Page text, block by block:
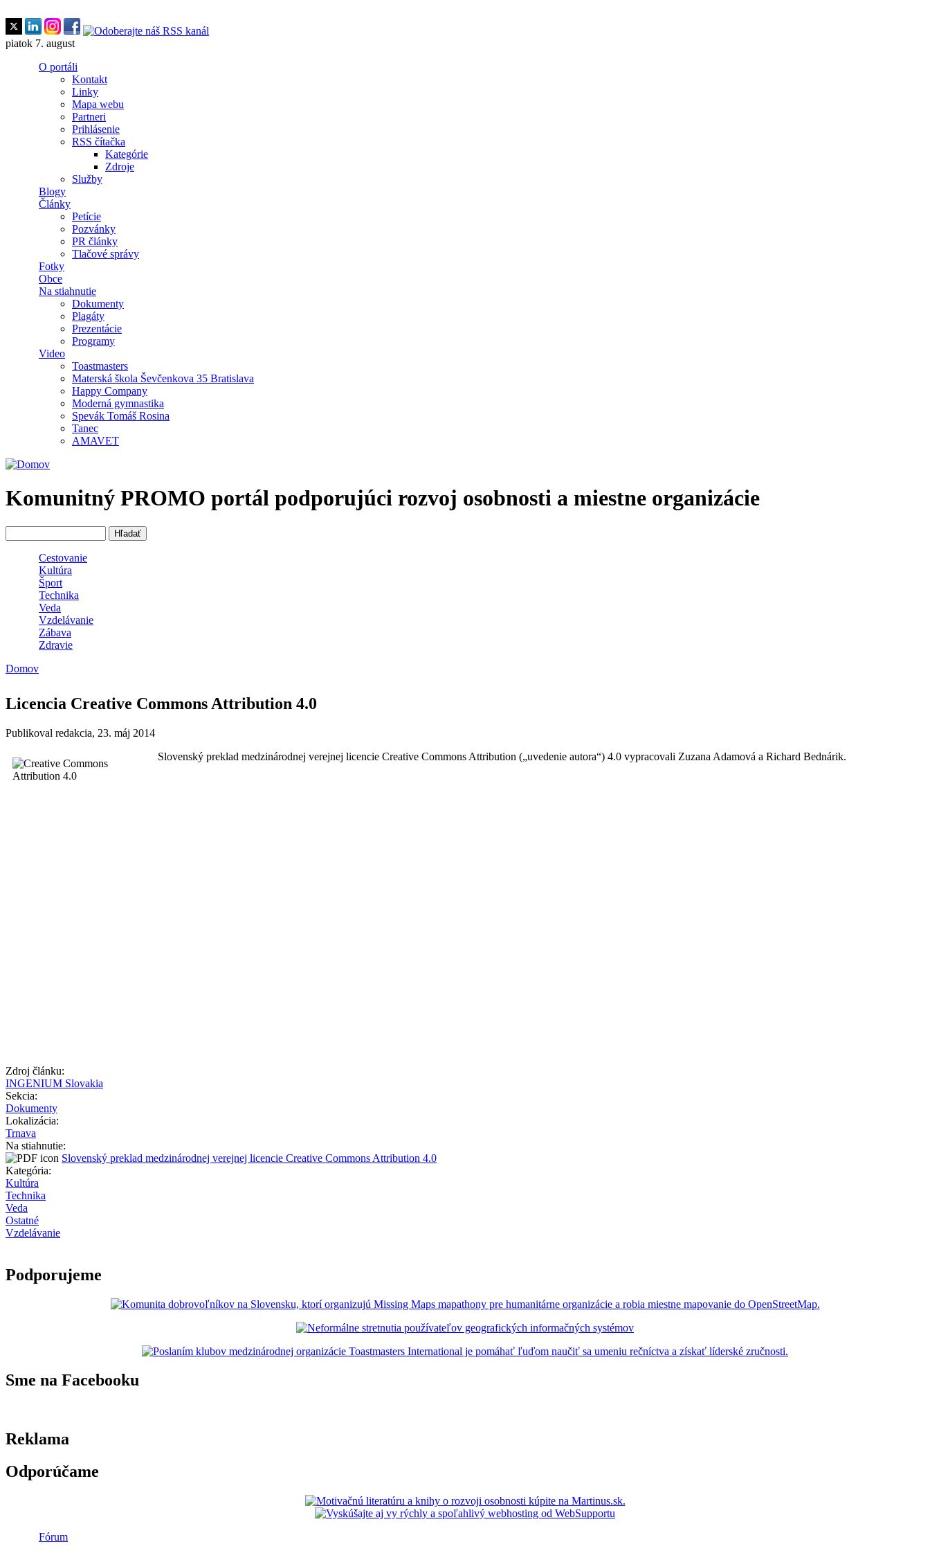
Skočiť na hlavný obsah
piatok 7. august
O portáli
Kontakt
Linky
Mapa webu
Partneri
Prihlásenie
RSS čítačka
Kategórie
Zdroje
Služby
Blogy
Články
Petície
Pozvánky
PR články
Tlačové správy
Fotky
Obce
Na stiahnutie
Dokumenty
Plagáty
Prezentácie
Programy
Video
Toastmasters
Materská škola Ševčenkova 35 Bratislava
Happy Company
Moderná gymnastika
Spevák Tomáš Rosina
Tanec
AMAVET
Komunitný PROMO portál podporujúci rozvoj osobnosti a miestne organizácie
Cestovanie
Kultúra
Šport
Technika
Veda
Vzdelávanie
Zábava
Zdravie
Domov
Licencia Creative Commons Attribution 4.0
Publikoval redakcia, 23. máj 2014
Slovenský preklad medzinárodnej verejnej licencie Creative Commons Attribution („uvedenie autora“) 4.0 vypracovali Zuzana Adamová a Richard Bednárik.
Zdroj článku:
INGENIUM Slovakia
Sekcia:
Dokumenty
Lokalizácia:
Trnava
Na stiahnutie:
Slovenský preklad medzinárodnej verejnej licencie Creative Commons Attribution 4.0
Kategória:
Kultúra
Technika
Veda
Ostatné
Vzdelávanie
Podporujeme
Sme na Facebooku
Reklama
Odporúčame
Fórum